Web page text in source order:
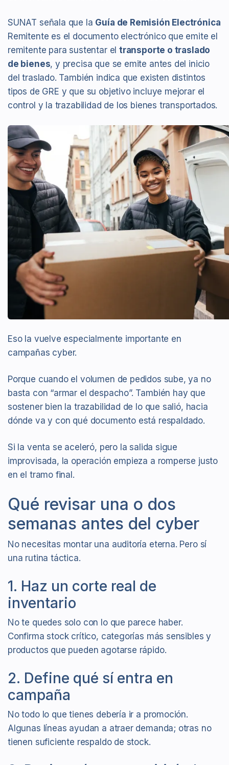
SUNAT señala que la Guía de Remisión Electrónica
Remitente es el documento electrónico que emite el
remitente para sustentar el transporte o traslado
de bienes, y precisa que se emite antes del inicio
del traslado. También indica que existen distintos
tipos de GRE y que su objetivo incluye mejorar el
control y la trazabilidad de los bienes transportados.
Eso la vuelve especialmente importante en
campañas cyber.
Porque cuando el volumen de pedidos sube, ya no
basta con “armar el despacho”. También hay que
sostener bien la trazabilidad de lo que salió, hacia
dónde va y con qué documento está respaldado.
Si la venta se aceleró, pero la salida sigue
improvisada, la operación empieza a romperse justo
en el tramo final.
Qué revisar una o dos
semanas antes del cyber
No necesitas montar una auditoría eterna. Pero sí
una rutina táctica.
1. Haz un corte real de
inventario
No te quedes solo con lo que parece haber.
Confirma stock crítico, categorías más sensibles y
productos que pueden agotarse rápido.
2. Define qué sí entra en
campaña
No todo lo que tienes debería ir a promoción.
Algunas líneas ayudan a atraer demanda; otras no
tienen suficiente respaldo de stock.